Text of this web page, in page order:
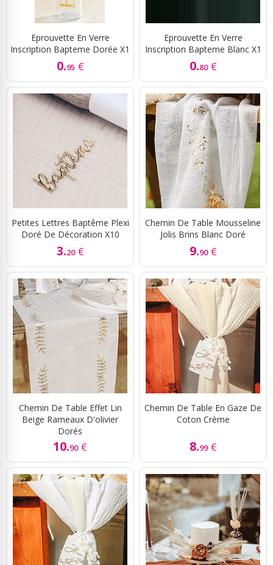
Eprouvette En Verre
Inscription Bapteme Dorée X1
0.95 €
Eprouvette En Verre
Inscription Bapteme Blanc X1
0.80 €
Petites Lettres Baptême Plexi
Doré De Décoration X10
3.20 €
Chemin De Table Mousseline
Jolis Brins Blanc Doré
9.90 €
Chemin De Table Effet Lin
Beige Rameaux D'olivier
Dorés
10.90 €
Chemin De Table En Gaze De
Coton Crème
8.99 €